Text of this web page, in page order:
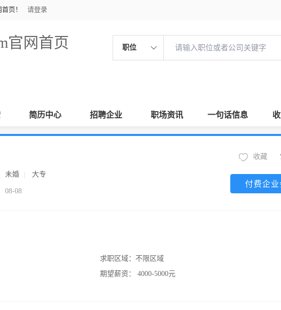
页！ 请登录
官网首页 职位
简历中心 招聘企业 职场资讯 一句话信息
未婚 大专
08-08
收藏
付费企
求职区域： 不限区域
期望薪资：
4000-5000元